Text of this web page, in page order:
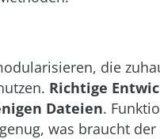
die
Richtige
Dateien.
was braucht